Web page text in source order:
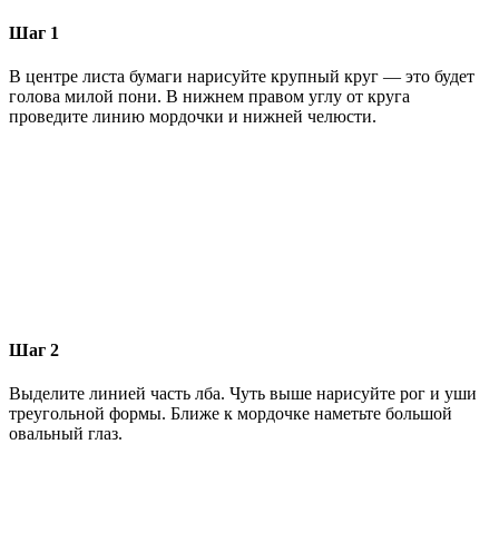
Шаг 1
В центре листа бумаги нарисуйте крупный круг — это будет
голова милой пони. В нижнем правом углу от круга
проведите линию мордочки и нижней челюсти.
Шаг 2
Выделите линией часть лба. Чуть выше нарисуйте рог и уши
треугольной формы. Ближе к мордочке наметьте большой
овальный глаз.